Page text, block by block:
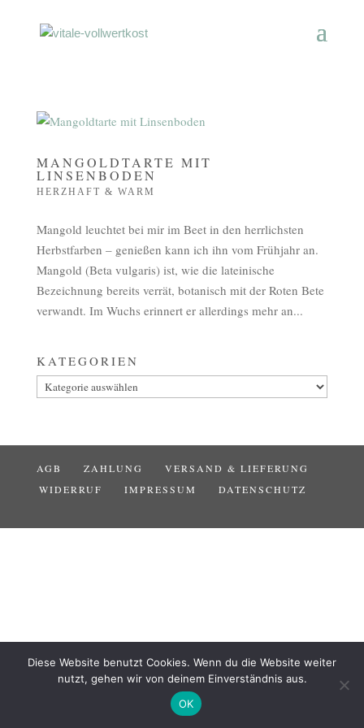
MANGOLDTARTE MIT
LINSENBODEN
HERZHAFT & WARM
Mangold leuchtet bei mir im Beet in den herrlichsten
Herbstfarben – genießen kann ich ihn vom Frühjahr an.
Mangold (Beta vulgaris) ist, wie die lateinische
Bezeichnung bereits verrät, botanisch mit der Roten Bete
verwandt. Im Wuchs erinnert er allerdings mehr an...
KATEGORIEN
Kategorien
AGB ZAHLUNG
VERSAND & LIEFERUNG
WIDERRUF
IMPRESSUM DATENSCHUTZ
Diese Website benutzt Cookies. Wenn du die Website weiter
nutzt, gehen wir von deinem Einverständnis aus.
OK